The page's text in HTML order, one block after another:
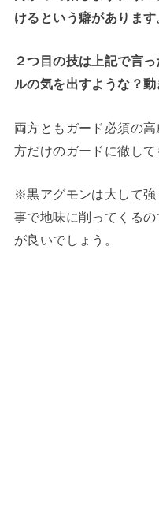
けるという癖があります
２つ目の技は上記で言
ルの気を出すような？
両方ともガード必須の
方だけのガードに徹して
※黒アグモンは大して強
事で地味に削ってくる
が良いでしょう。